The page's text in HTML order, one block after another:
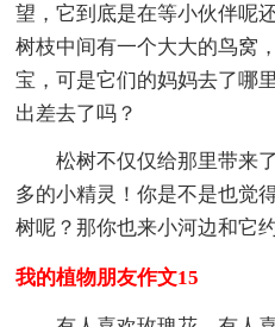
望，它到底是在等小伙伴呢
树枝中间有一个大大的鸟窝
宝，可是它们的妈妈去了哪
出差去了吗？
松树不仅仅给那里带来
多的小精灵！你是不是也觉
树呢？那你也来小河边和它
我的植物朋友作文15